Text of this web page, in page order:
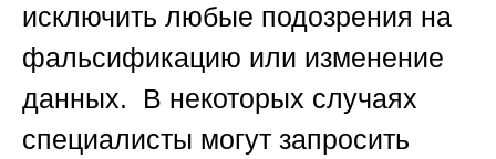
исключить любые подозрения на
фальсификацию или изменение
данных. В некоторых случаях
специалисты могут запросить